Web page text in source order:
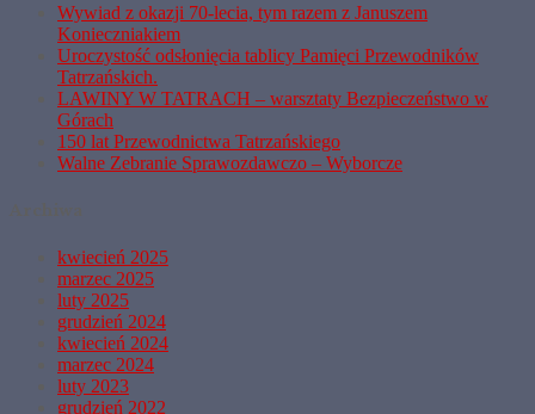
Wywiad z okazji 70-lecia, tym razem z Januszem
Konieczniakiem
Uroczystość odsłonięcia tablicy Pamięci Przewodników
Tatrzańskich.
LAWINY W TATRACH – warsztaty Bezpieczeństwo w
Górach
150 lat Przewodnictwa Tatrzańskiego
Walne Zebranie Sprawozdawczo – Wyborcze
kwiecień 2025
marzec 2025
luty 2025
grudzień 2024
kwiecień 2024
marzec 2024
luty 2023
grudzień 2022